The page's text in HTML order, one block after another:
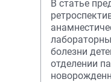
В статье
болезни
отделении